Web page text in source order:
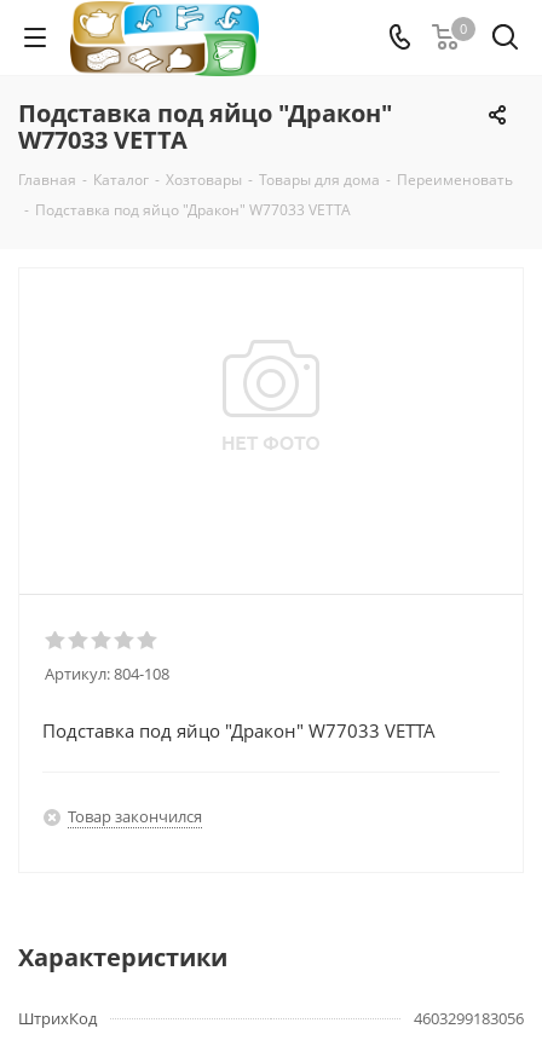
0
Подставка под яйцо "Дракон"
W77033 VETTA
Главная - Каталог - Хозтовары - Товары для дома - Переименовать
- Подставка под яйцо "Дракон" W77033 VETTA
Артикул:804-108
Подставка под яйцо "Дракон" W77033 VETTA
Товар закончился
Характеристики
ШтрихКод
4603299183056